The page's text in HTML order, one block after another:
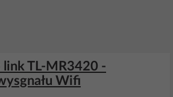
link TL-MR3420 -
Wifi